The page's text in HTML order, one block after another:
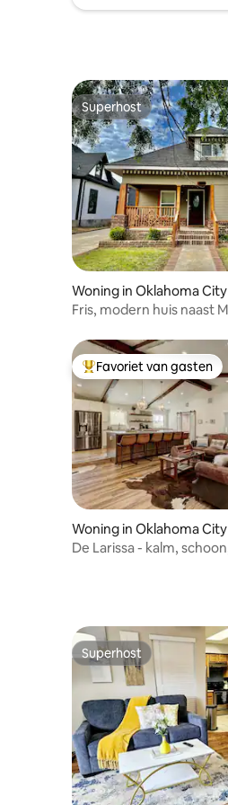
Superhost
Superhost
Woning in Oklahoma City
Fris, modern huis naast
Topfavoriet van gasten
Favoriet van gasten
Woning in Oklahoma City
De Larissa - kalm,
Superhost
Superhost